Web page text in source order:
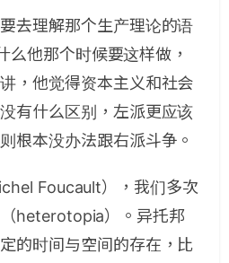
去理解那个生产理论的语
他那个时候要这样做，
，他觉得资本主义和社会
有什么区别，左派更应该
根本没办法跟右派斗争。
Foucault），我们多次
heterotopia）。异托邦
的时间与空间的存在，比